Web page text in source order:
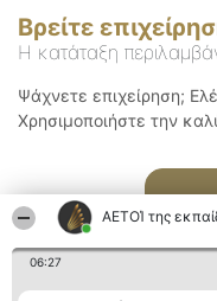
ΑΕΤΟΊ της
06:27
Βρείτε
Η κατάταξη
Ψάχνετε επιχείρηση;
Χρησιμοποιήστε την